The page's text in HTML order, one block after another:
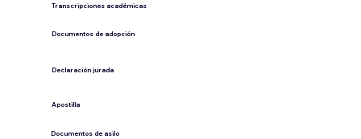
Transcripciones académicas
Documentos de adopción
Declaración jurada
​Apostilla
Documentos de asilo